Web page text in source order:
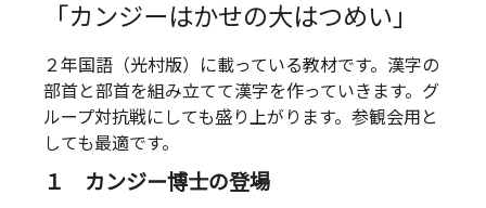
「カンジーはかせの大はつめい」
２年国語（光村版）に載っている教材です。漢字の
部首と部首を組み立てて漢字を作っていきます。グ
ループ対抗戦にしても盛り上がります。参観会用と
しても最適です。
１ カンジー博士の登場